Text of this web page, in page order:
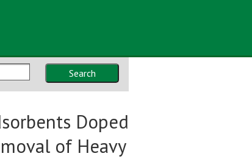
Search
Doped
of Heavy